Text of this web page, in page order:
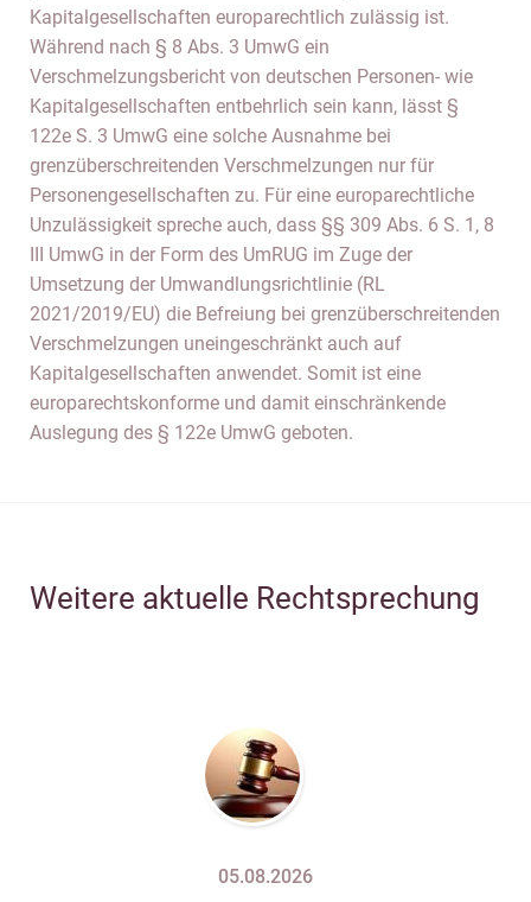
Kapitalgesellschaften europarechtlich zulässig ist.
Während nach § 8 Abs. 3 UmwG ein
Verschmelzungsbericht von deutschen Personen- wie
Kapitalgesellschaften entbehrlich sein kann, lässt §
122e S. 3 UmwG eine solche Ausnahme bei
grenzüberschreitenden Verschmelzungen nur für
Personengesellschaften zu. Für eine europarechtliche
Unzulässigkeit spreche auch, dass §§ 309 Abs. 6 S. 1, 8
III UmwG in der Form des UmRUG im Zuge der
Umsetzung der Umwandlungsrichtlinie (RL
2021/2019/EU) die Befreiung bei grenzüberschreitenden
Verschmelzungen uneingeschränkt auch auf
Kapitalgesellschaften anwendet. Somit ist eine
europarechtskonforme und damit einschränkende
Auslegung des § 122e UmwG geboten.
Weitere aktuelle Rechtsprechung
05.08.2026